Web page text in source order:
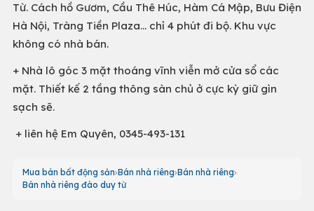
Từ. Cách hồ Gươm, Cầu Thê Húc, Hàm Cá Mập, Bưu Điện
Hà Nội, Tràng Tiền Plaza... chỉ 4 phút đi bộ. Khu vực
không có nhà bán.
+ Nhà lô góc 3 mặt thoáng vĩnh viễn mở cửa sổ các
mặt. Thiết kế 2 tầng thông sàn chủ ở cực kỳ giữ gìn
sạch sẽ.
+ liên hệ Em Quyên, 0345-493-131
Mua bán bất động sản Bán nhà riêng Bán nhà riêng
Bán nhà riêng đào duy từ